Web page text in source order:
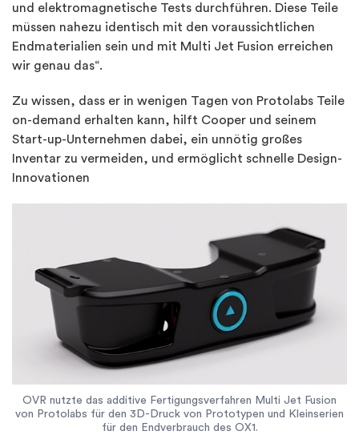
und elektromagnetische Tests durchführen. Diese Teile
müssen nahezu identisch mit den voraussichtlichen
Endmaterialien sein und mit Multi Jet Fusion erreichen
wir genau das“.
Zu wissen, dass er in wenigen Tagen von Protolabs Teile
on-demand erhalten kann, hilft Cooper und seinem
Start-up-Unternehmen dabei, ein unnötig großes
Inventar zu vermeiden, und ermöglicht schnelle Design-
Innovationen
OVR nutzte das additive Fertigungsverfahren Multi Jet Fusion
von Protolabs für den 3D-Druck von Prototypen und Kleinserien
für den Endverbrauch des OX1.